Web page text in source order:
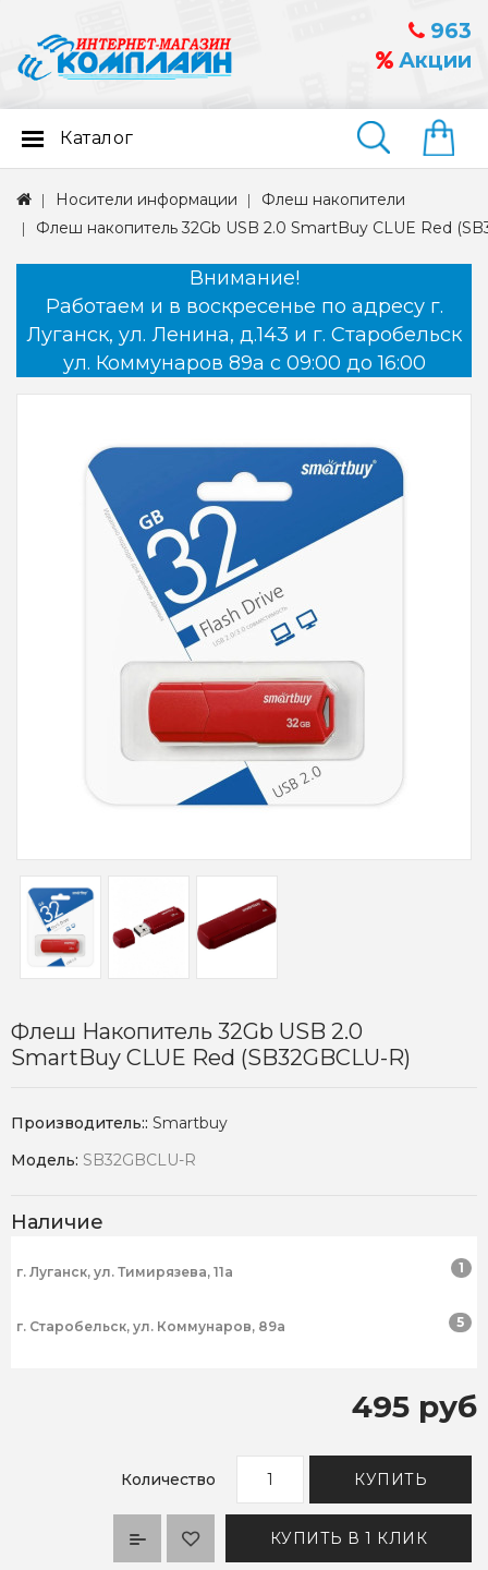
963
Акции
Найти
Каталог
Носители информации
Флеш накопители
Флеш накопитель 32Gb USB 2.0 SmartBuy CLUE Red
Внимание!
Работаем и в воскресенье по адресу г.
Луганск, ул. Ленина, д.143 и г. Старобельск
ул. Коммунаров 89а с 09:00 до 16:00
Флеш Накопитель 32Gb USB 2.0
SmartBuy CLUE Red (SB32GBCLU-R)
Производитель:: Smartbuy
Модель: SB32GBCLU-R
Наличие
г. Луганск, ул. Тимирязева, 11а 1
г. Старобельск, ул. Коммунаров, 89а 5
495 руб
Количество КУПИТЬ
КУПИТЬ В 1 КЛИК